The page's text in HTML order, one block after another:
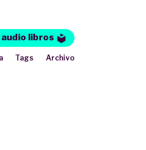
libros
Tags Archivo